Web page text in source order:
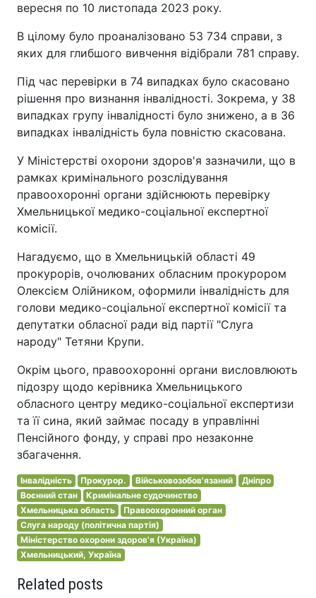
вересня по 10 листопада 2023 року.
В цілому було проаналізовано 53 734 справи, з
яких для глибшого вивчення відібрали 781 справу.
Під час перевірки в 74 випадках було скасовано
рішення про визнання інвалідності. Зокрема, у 38
випадках групу інвалідності було знижено, а в 36
випадках інвалідність була повністю скасована.
У Міністерстві охорони здоров'я зазначили, що в
рамках кримінального розслідування
правоохоронні органи здійснюють перевірку
Хмельницької медико-соціальної експертної
комісії.
Нагадуємо, що в Хмельницькій області 49
прокурорів, очолюваних обласним прокурором
Олексієм Олійником, оформили інвалідність для
голови медико-соціальної експертної комісії та
депутатки обласної ради від партії "Слуга
народу" Тетяни Крупи.
Окрім цього, правоохоронні органи висловлюють
підозру щодо керівника Хмельницького
обласного центру медико-соціальної експертизи
та її сина, який займає посаду в управлінні
Пенсійного фонду, у справі про незаконне
збагачення.
Інвалідність Прокурор. Військовозобов'язаний
Дніпро
Воєнний стан
Кримінальне судочинство
Хмельницька область
Правоохоронний орган
Слуга народу (політична партія)
Міністерство охорони здоров'я (Україна)
Хмельницький, Україна
Related posts